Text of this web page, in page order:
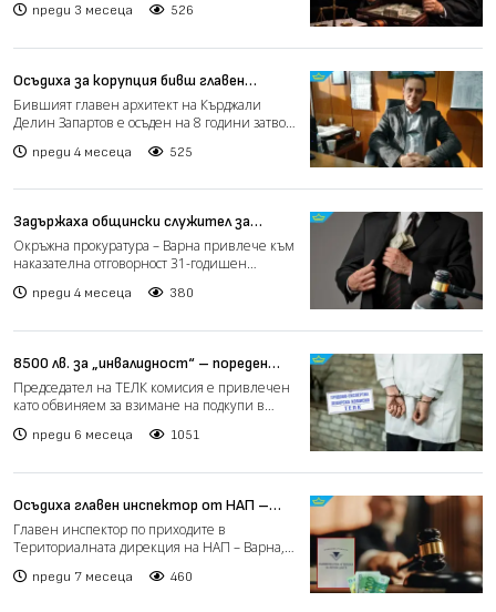
преди 3 месеца 526
Осъдиха за корупция бивш главен
архитект на Кърджали
Бившият главен архитект на Кърджали
Делин Запартов е осъден на 8 години затвор
преди 4 месеца 525
Задържаха общински служител за
поискан подкуп във Варна
Окръжна прокуратура – Варна привлече към
наказателна отговорност 31-годишен
преди 4 месеца 380
8500 лв. за „инвалидност“ – пореден
корупционен скандал в ТЕЛК
Председател на ТЕЛК комисия е привлечен
като обвиняем за взимане на подкупи в
преди 6 месеца 1051
Осъдиха главен инспектор от НАП –
Варна за искане на подкуп
Главен инспектор по приходите в
Териториалната дирекция на НАП – Варна,
преди 7 месеца 460